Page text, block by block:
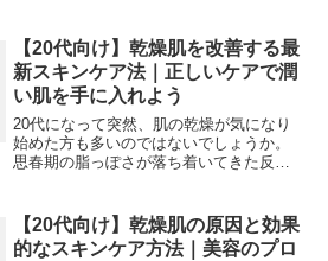
なぜ20代で乾燥肌になりやすいの？20代
の乾燥肌には、年齢特...
【20代向け】乾燥肌を改善する最
新スキンケア法｜正しいケアで潤
い肌を手に入れよう
20代になって突然、肌の乾燥が気になり
始めた方も多いのではないでしょうか。
思春期の脂っぽさが落ち着いてきた反
乾燥肌の原因と、効果的なケア方法をご
紹介します。なぜ2...
【20代向け】乾燥肌の原因と効果
的なスキンケア方法｜美容のプロ